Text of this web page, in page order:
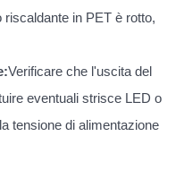
in PET è rotto,
Verificare che l'uscita del
eventuali strisce LED o
tensione di alimentazione